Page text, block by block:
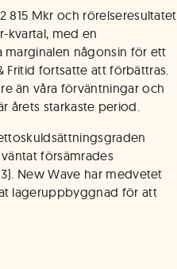
815 Mkr och rörelseresultatet
kvartal, med en
marginalen någonsin för ett
Fritid fortsatte att förbättras.
än våra förväntningar och
årets starkaste period.
försämrades
New Wave har medvetet
lageruppbyggnad för att